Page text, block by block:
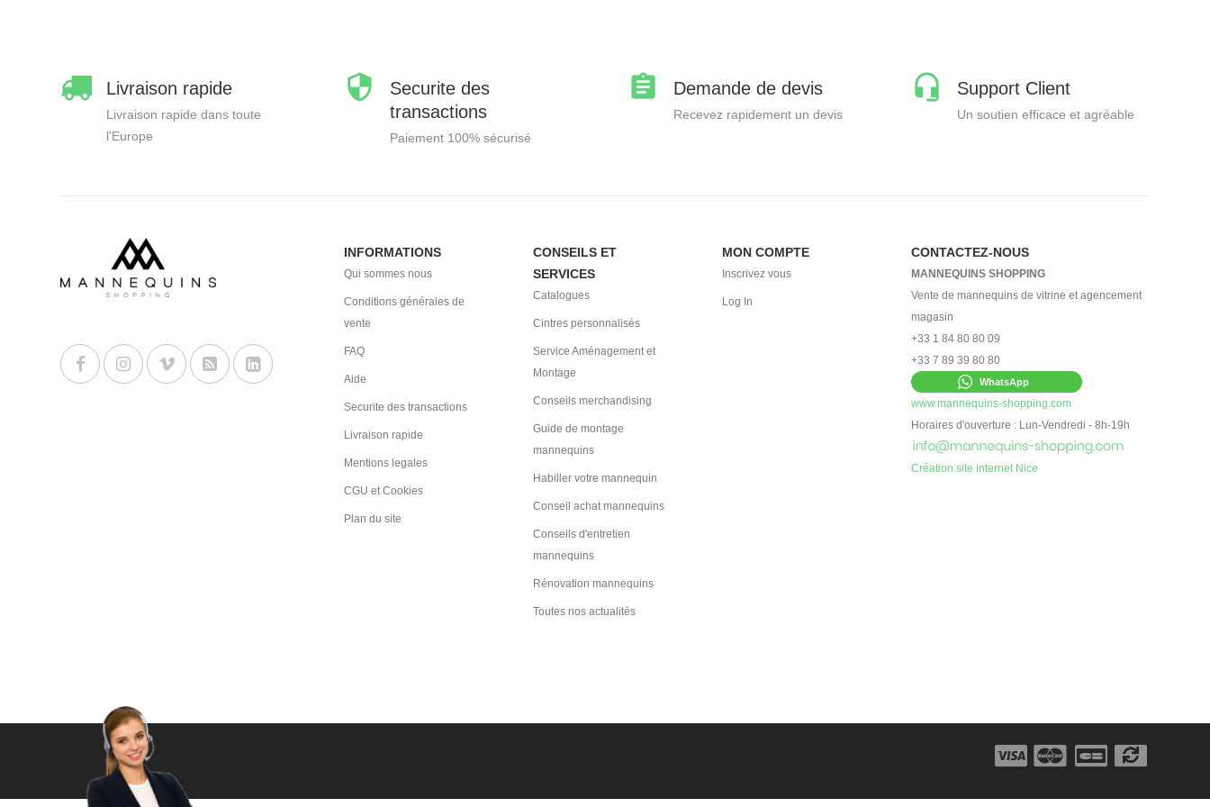
Livraison rapide
Livraison rapide dans toute
l'Europe
Securite des
transactions
Paiement 100% sécurisé
Demande de devis
Recevez rapidement un devis
Support Client
Un soutien efficace et agréable
INFORMATIONS
Qui sommes nous
Conditions générales de
vente
FAQ
Aide
Securite des transactions
Livraison rapide
Mentions legales
CGU et Cookies
Plan du site
CONSEILS ET
SERVICES
Catalogues
Cintres personnalisés
Service Aménagement et
Montage
Conseils merchandising
Guide de montage
mannequins
Habiller votre mannequin
Conseil achat mannequins
Conseils d'entretien
mannequins
Rénovation mannequins
Toutes nos actualités
MON COMPTE
Inscrivez vous
Log In
CONTACTEZ-NOUS
MANNEQUINS SHOPPING
Vente de mannequins de vitrine et agencement
magasin
+33 1 84 80 80 09
+33 7 89 39 80 80
WhatsApp
www.mannequins-shopping.com
Horaires d'ouverture : Lun-Vendredi - 8h-19h
Création site internet Nice